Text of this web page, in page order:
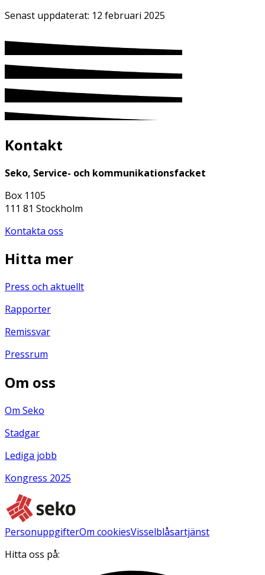
Senast uppdaterat: 12 februari 2025
Kontakt
Seko, Service- och kommunikationsfacket
Box 1105
111 81 Stockholm
Kontakta oss
Hitta mer
Press och aktuellt
Rapporter
Remissvar
Pressrum
Om oss
Om Seko
Stadgar
Lediga jobb
Kongress 2025
PersonuppgifterOm cookiesVisselblåsartjänst
Hitta oss på: